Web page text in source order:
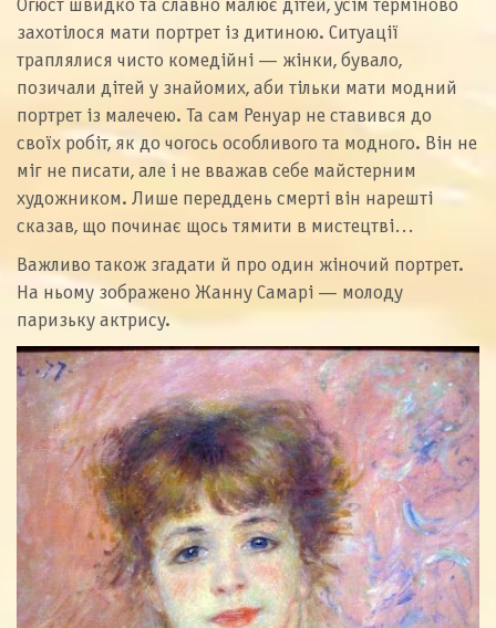
Огюст швидко та славно малює дітей, усім терміново
захотілося мати портрет із дитиною. Ситуації
траплялися чисто комедійні — жінки, бувало,
позичали дітей у знайомих, аби тільки мати модний
портрет із малечею. Та сам Ренуар не ставився до
своїх робіт, як до чогось особливого та модного. Він не
міг не писати, але і не вважав себе майстерним
художником. Лише переддень смерті він нарешті
сказав, що починає щось тямити в мистецтві…
Важливо також згадати й про один жіночий портрет.
На ньому зображено Жанну Самарі — молоду
паризьку актрису.